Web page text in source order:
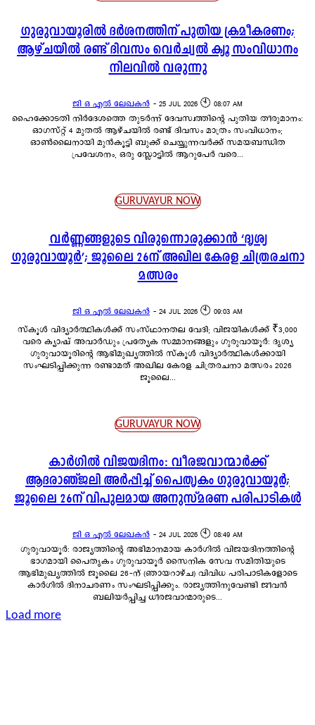
ഗുരുവായൂരിൽ ദർശനത്തിന് പുതിയ ക്രമീകരണം;
ആഴ്ചയിൽ രണ്ട് ദിവസം വെർച്വൽ ക്യൂ സംവിധാനം
നിലവിൽ വരുന്നു
ജി ഒ എൽ ലേഖകൻ - 25 JUL 2026 🕙 08:07 AM
ഹൈക്കോടതി നിർദേശത്തെ തുടർന്ന് ദേവസ്വത്തിന്റെ പുതിയ തീരുമാനം:
ഓഗസ്റ്റ് 4 മുതൽ ആഴ്ചയിൽ രണ്ട് ദിവസം മാത്രം സംവിധാനം;
ഓൺലൈനായി മുൻകൂട്ടി ബുക്ക് ചെയ്യുന്നവർക്ക് സമയബന്ധിത
പ്രവേശനം, ഒരു സ്ലോട്ടിൽ ആറുപേർ വരെ...
GURUVAYUR NOW
വർണ്ണങ്ങളുടെ വിരുന്നൊരുക്കാൻ ‘ദൃശ്യ
ഗുരുവായൂർ’; ജൂലൈ 26ന് അഖില കേരള ചിത്രരചനാ
മത്സരം
ജി ഒ എൽ ലേഖകൻ - 24 JUL 2026 🕙 09:03 AM
സ്കൂൾ വിദ്യാർത്ഥികൾക്ക് സംസ്ഥാനതല വേദി; വിജയികൾക്ക് ₹3,000
വരെ ക്യാഷ് അവാർഡും പ്രത്യേക സമ്മാനങ്ങളും ഗുരുവായൂർ: ദൃശ്യ
ഗുരുവായൂരിന്റെ ആഭിമുഖ്യത്തിൽ സ്കൂൾ വിദ്യാർത്ഥികൾക്കായി
സംഘടിപ്പിക്കുന്ന രണ്ടാമത് അഖില കേരള ചിത്രരചനാ മത്സരം 2026
ജൂലൈ...
GURUVAYUR NOW
കാർഗിൽ വിജയദിനം: വീരജവാന്മാർക്ക്
ആദരാഞ്ജലി അർപ്പിച്ച് പൈതൃകം ഗുരുവായൂർ;
ജൂലൈ 26ന് വിപുലമായ അനുസ്മരണ പരിപാടികൾ
ജി ഒ എൽ ലേഖകൻ - 24 JUL 2026 🕙 08:49 AM
ഗുരുവായൂർ: രാജ്യത്തിന്റെ അഭിമാനമായ കാർഗിൽ വിജയദിനത്തിന്റെ
ഭാഗമായി പൈതൃകം ഗുരുവായൂർ സൈനിക സേവ സമിതിയുടെ
ആഭിമുഖ്യത്തിൽ ജൂലൈ 26-ന് (ഞായറാഴ്ച) വിവിധ പരിപാടികളോടെ
കാർഗിൽ ദിനാചരണം സംഘടിപ്പിക്കും. രാജ്യത്തിനുവേണ്ടി ജീവൻ
ബലിയർപ്പിച്ച ധീരജവാന്മാരുടെ...
Load more